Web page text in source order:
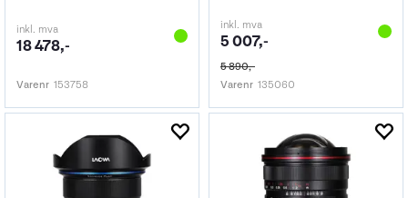
inkl. mva
18 478,-
Varenr 153758
inkl. mva
5 007,-
5 890,-
Varenr 135060